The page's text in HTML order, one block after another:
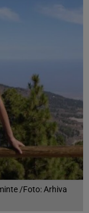
/Foto: Arhiva